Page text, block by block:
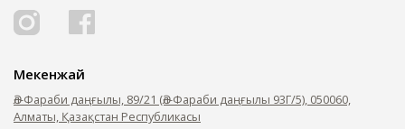
Мекенжай
Әл-Фараби даңғылы, 89/21 (Әл-Фараби даңғылы 93Г/5), 050060,
Алматы, Қазақстан Республикасы